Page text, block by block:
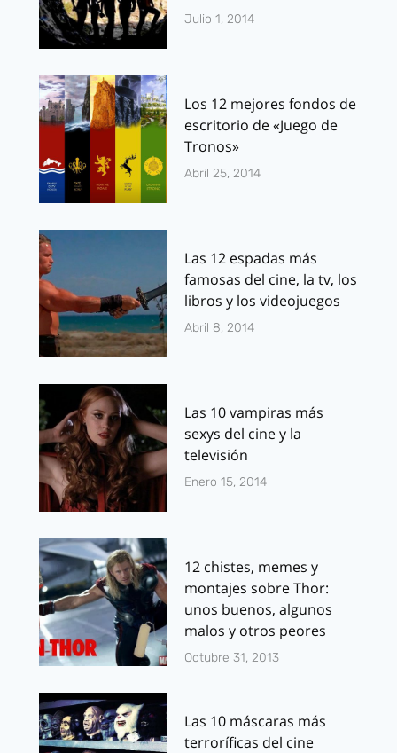
Julio 1, 2014
Los 12 mejores fondos de
escritorio de «Juego de
Tronos»
Abril 25, 2014
Las 12 espadas más
famosas del cine, la tv, los
libros y los videojuegos
Abril 8, 2014
Las 10 vampiras más
sexys del cine y la
televisión
Enero 15, 2014
12 chistes, memes y
montajes sobre Thor:
unos buenos, algunos
malos y otros peores
Octubre 31, 2013
Las 10 máscaras más
terroríficas del cine